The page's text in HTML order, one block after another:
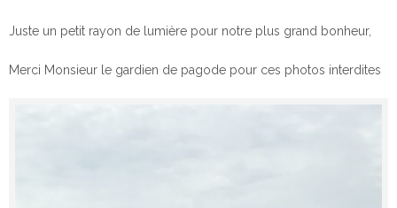
Juste un petit rayon de lumière pour notre plus grand bonheur,
Merci Monsieur le gardien de pagode pour ces photos interdites